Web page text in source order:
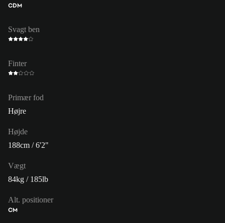
CDM
Svagt ben
Finter
Primær fod
Højre
Højde
188cm / 6'2"
Vægt
84kg / 185lb
Alt. positioner
CM